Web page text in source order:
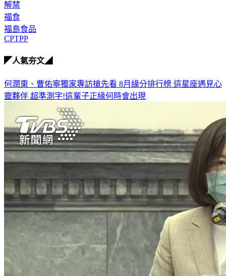
福島
解禁
福食
福島食品
何潤東、曹佑寧獨家專訪搶先看8月緣分排行榜 這星座遇見心
超準測字!這輩子正緣何時會出現